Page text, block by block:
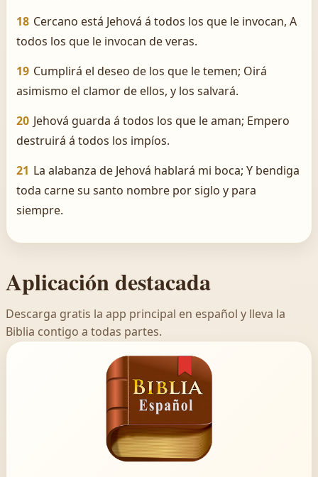
18 Cercano está Jehová á todos los que le invocan, A
todos los que le invocan de veras.
19 Cumplirá el deseo de los que le temen; Oirá
asimismo el clamor de ellos, y los salvará.
20 Jehová guarda á todos los que le aman; Empero
destruirá á todos los impíos.
21 La alabanza de Jehová hablará mi boca; Y bendiga
toda carne su santo nombre por siglo y para
siempre.
Aplicación destacada
Descarga gratis la app principal en español y lleva la
Biblia contigo a todas partes.